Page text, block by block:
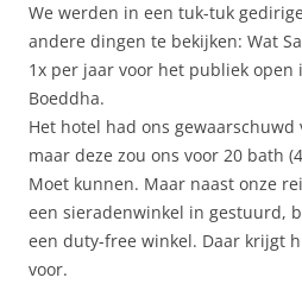
We werden in een tuk-tuk
andere dingen te bekijken: Wat
1x per jaar voor het publiek open
Boeddha.
Het hotel had ons gewaarschuwd
maar deze zou ons voor 20 bath
Moet kunnen. Maar naast onze
een sieradenwinkel in gestuurd,
een duty-free winkel. Daar krijgt
voor.